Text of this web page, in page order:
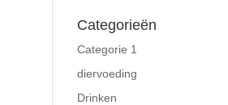
Categorieën
Categorie 1
diervoeding
Drinken